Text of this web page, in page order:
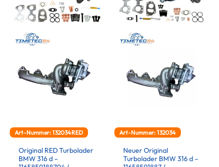
Art-Nummer: 132034RED
Original RED Turbolader
BMW 316 d –
Art-Nummer: 132034
Neuer Original
Turbolader BMW 316 d –